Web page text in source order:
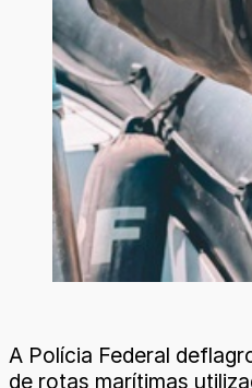
A Polícia Federal
de rotas marítimas